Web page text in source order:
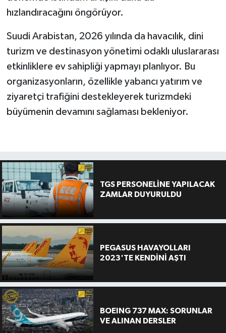
hızlandıracağını öngörüyor.
Suudi Arabistan, 2026 yılında da havacılık, dini
turizm ve destinasyon yönetimi odaklı uluslararası
etkinliklere ev sahipliği yapmayı planlıyor. Bu
organizasyonların, özellikle yabancı yatırım ve
ziyaretçi trafiğini destekleyerek turizmdeki
büyümenin devamını sağlaması bekleniyor.
TGS PERSONELİNE YAPILACAK
ZAMLAR DUYURULDU
PEGASUS HAVAYOLLARI
2023'TE KENDİNİ AŞTI
BOEING 737 MAX: SORUNLAR
VE ALINAN DERSLER